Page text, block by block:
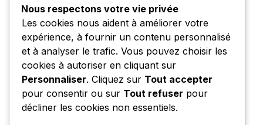
site. Chaque catégorie (voyages, mode, services
en ligne) propose des taux spécifiques, et les
périodes promotionnelles offrent souvent les
meilleurs rendements. Il est conseillé de comparer
les offres de cashback entre plusieurs plateformes
pour maximiser ses profits.
Peut-on utiliser Moolineo depuis un
Nous respectons votre vie privée
Les cookies nous aident à améliorer votre
expérience, à fournir un contenu personnalisé
et à analyser le trafic. Vous pouvez choisir les
cookies à autoriser en cliquant sur
Personnaliser. Cliquez sur Tout accepter
pour consentir ou sur Tout refuser pour
décliner les cookies non essentiels.